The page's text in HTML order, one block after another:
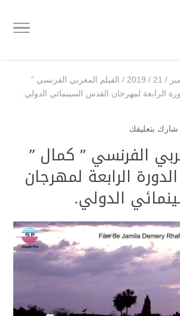
/
21
/
2019
/ الفيلم المغربي الفرنسي ”
الرابعة لمهرجان القدس السينمائي الدولي.
شارك بتعليقك
الفرنسي ” كمال ”
الرابعة لمهرجان
الدولي.